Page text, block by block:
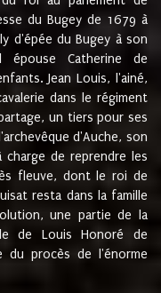
du Bugey de 1679 à
d'épée du Bugey à son
épouse Catherine de
Jean Louis, l'ainé,
dans le régiment
un tiers pour ses
d'Auche, son
charge de reprendre les
fleuve, dont le roi de
resta dans la famille
une partie de la
de Louis Honoré de
du procès de l'énorme